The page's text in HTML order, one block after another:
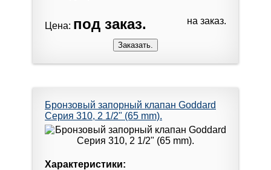
Цена: под заказ. на заказ.
Бронзовый запорный клапан Goddard
Серия 310, 2 1/2" (65 mm).
Характеристики: